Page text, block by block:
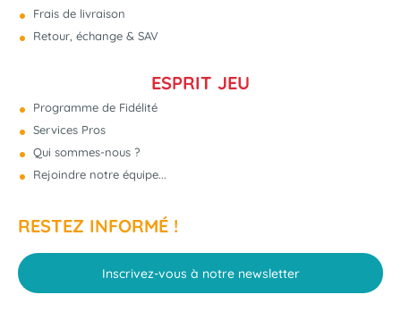
Frais de livraison
Retour, échange & SAV
ESPRIT JEU
Programme de Fidélité
Services Pros
Qui sommes-nous ?
Rejoindre notre équipe...
RESTEZ INFORMÉ !
Inscrivez-vous à notre newsletter